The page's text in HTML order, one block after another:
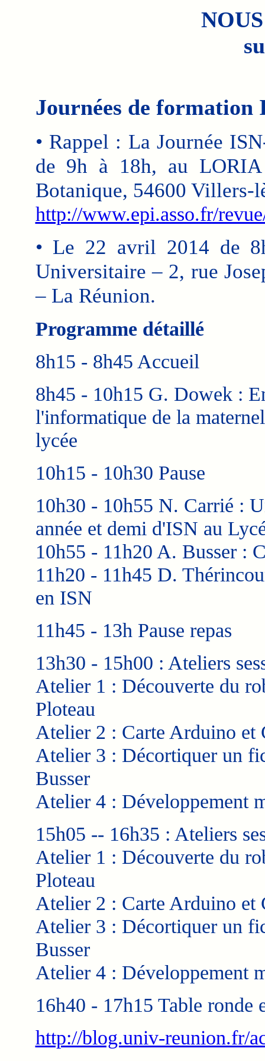
Journées de formation
• Rappel : La Journée
de 9h à 18h, au
Botanique, 54600 Villers-
http://www.epi.asso.fr/
• Le 22 avril 2014 de
Universitaire – 2, rue
– La Réunion.
Programme détaillé
8h15 - 8h45 Accueil
8h45 - 10h15 G. Dowek :
l'informatique de la
lycée
10h15 - 10h30 Pause
10h30 - 10h55 N. Carrié :
année et demi d'ISN au
10h55 - 11h20 A. Busser :
11h20 - 11h45 D.
en ISN
11h45 - 13h Pause repas
13h30 - 15h00 : Ateliers
Atelier 1 : Découverte du
Ploteau
Atelier 2 : Carte Arduino
Atelier 3 : Décortiquer un
Busser
Atelier 4 : Développement
15h05 -- 16h35 : Ateliers
Atelier 1 : Découverte du
Ploteau
Atelier 2 : Carte Arduino
Atelier 3 : Décortiquer un
Busser
Atelier 4 : Développement
16h40 - 17h15 Table ronde
http://blog.univ-reunion.fr/